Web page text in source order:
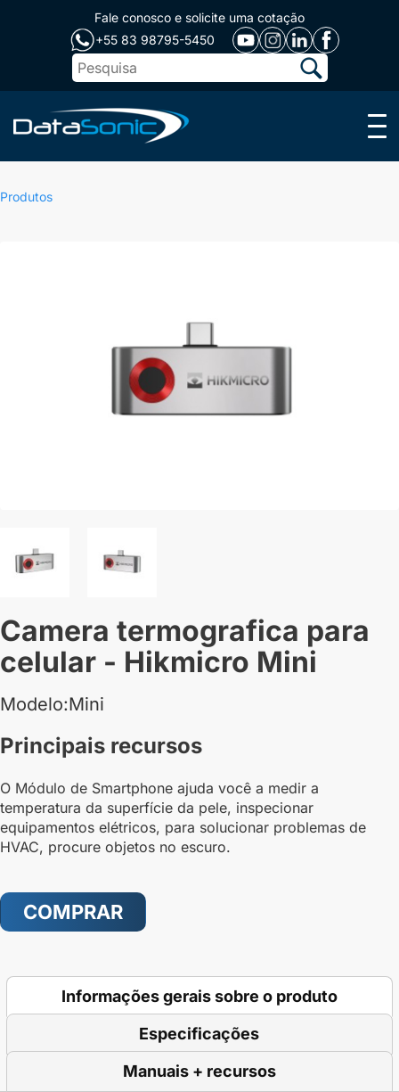
Fale conosco e solicite uma cotação
+55 83 98795-5450
Menu
Produtos
Camera termografica para
celular - Hikmicro Mini
Modelo:Mini
Principais recursos
O Módulo de Smartphone ajuda você a medir a
temperatura da superfície da pele, inspecionar
equipamentos elétricos, para solucionar problemas de
HVAC, procure objetos no escuro.
COMPRAR
Informações gerais sobre o produto
Especificações
Manuais + recursos